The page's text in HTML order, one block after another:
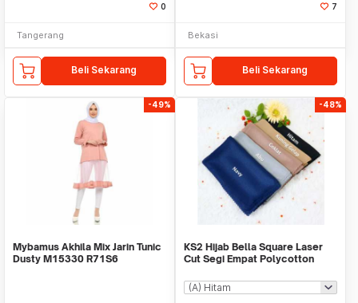
0
Tangerang
Beli Sekarang
7
Bekasi
Beli Sekarang
-49%
Mybamus Akhila Mix Jarin Tunic
Dusty M15330 R71S6
-48%
KS2 Hijab Bella Square Laser
Cut Segi Empat Polycotton